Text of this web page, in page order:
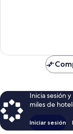
Inicia sesión
miles de
Iniciar sesión